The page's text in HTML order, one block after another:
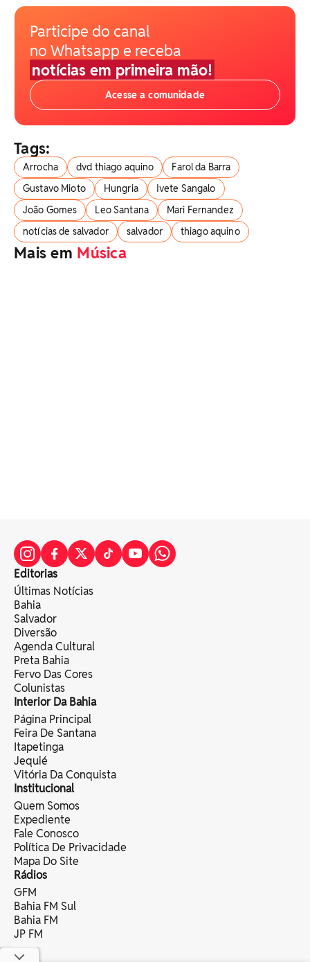
Participe do canal
no Whatsapp e receba
notícias em primeira mão!
Acesse a comunidade
Tags:
Arrocha dvd thiago aquino
Farol da Barra
Gustavo Mioto
Hungria
Ivete Sangalo
João Gomes
Leo Santana
Mari Fernandez
notícias de salvador
salvador thiago aquino
Mais em Música
Editorias
Últimas Notícias
Bahia
Salvador
Diversão
Agenda Cultural
Preta Bahia
Fervo Das Cores
Colunistas
Interior Da Bahia
Página Principal
Feira De Santana
Itapetinga
Jequié
Vitória Da Conquista
Institucional
Quem Somos
Expediente
Fale Conosco
Política De Privacidade
Mapa Do Site
Rádios
GFM
Bahia FM Sul
Bahia FM
JP FM